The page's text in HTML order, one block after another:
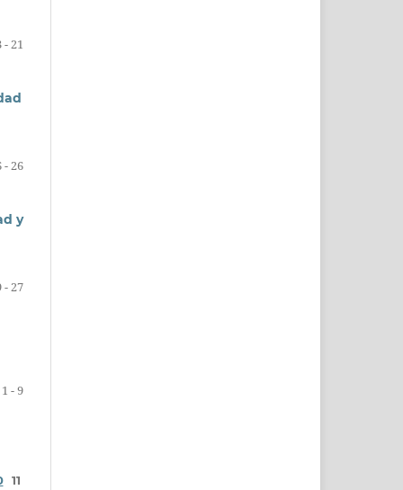
- 21
- 26
y
- 27
1 - 9
11